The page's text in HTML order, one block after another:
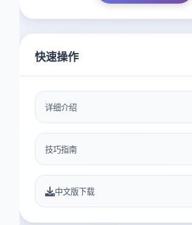
快速操作
详细介绍
技巧指南
中文版下载